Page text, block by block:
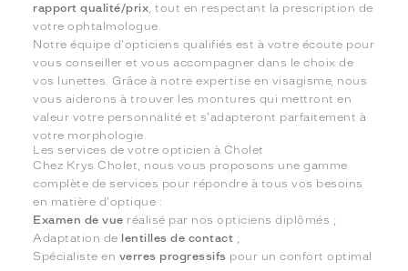
rapport qualité/prix , tout en respectant la prescription de
votre ophtalmologue.
Notre équipe d'opticiens qualifiés est à votre écoute pour
vous conseiller et vous accompagner dans le choix de
vos lunettes. Grâce à notre expertise en visagisme, nous
vous aiderons à trouver les montures qui mettront en
valeur votre personnalité et s'adapteront parfaitement à
votre morphologie.
Les services de votre opticien à Cholet
Chez Krys Cholet, nous vous proposons une gamme
complète de services pour répondre à tous vos besoins
en matière d'optique :
Examen de vue réalisé par nos opticiens diplômés ;
Adaptation de lentilles de contact ;
Spécialiste en verres progressifs pour un confort optimal